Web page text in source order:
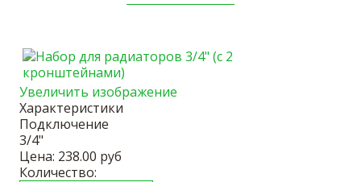
Увеличить изображение
Характеристики
Подключение
3/4"
Цена: 238.00 руб
Количество: